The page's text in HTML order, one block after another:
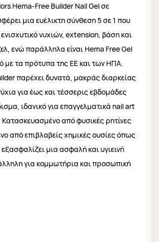
Hema-Free Builder Nail Gel σε
μια ευέλικτη σύνθεση 5 σε 1 που
νυχιών, extension, βάση και
ενώ παράλληλα είναι Hema Free Gel
με τα πρότυπα της ΕΕ και των ΗΠΑ.
παρέχει δυνατά, μακράς διαρκείας
για έως και τέσσερις εβδομάδες
ιδανικό για επαγγελματικά nail art
από φυσικές ρητίνες
από επιβλαβείς χημικές ουσίες όπως
μια ασφαλή και υγιεινή
για κομμωτήρια και προσωπική